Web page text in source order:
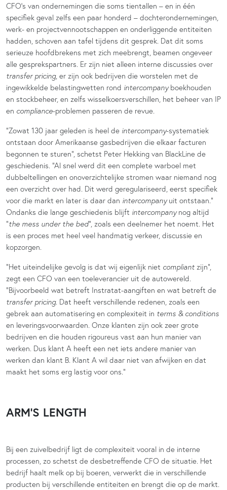
CFO’s van ondernemingen die soms tientallen – en in één
specifiek geval zelfs een paar honderd – dochterondernemingen,
werk- en projectvennootschappen en onderliggende entiteiten
hadden, schoven aan tafel tijdens dit gesprek. Dat dit soms
serieuze hoofdbrekens met zich meebrengt, beamen ongeveer
alle gesprekspartners. Er zijn niet alleen interne discussies over
transfer pricing, er zijn ook bedrijven die worstelen met de
ingewikkelde belastingwetten rond intercompanyboekhouden
en stockbeheer, en zelfs wisselkoersverschillen, het beheer van IP
en compliance-problemen passeren de revue.
“Zowat 130 jaar geleden is heel de intercompany-systematiek
ontstaan door Amerikaanse gasbedrijven die elkaar facturen
begonnen te sturen”, schetst Peter Hekking van BlackLine de
geschiedenis. “Al snel werd dit een complete warboel met
dubbeltellingen en onoverzichtelijke stromen waar niemand nog
een overzicht over had. Dit werd geregulariseerd, eerst specifiek
voor die markt en later is daar dan intercompanyuit ontstaan.”
Ondanks die lange geschiedenis blijft intercompanynog altijd
“the mess under the bed”, zoals een deelnemer het noemt. Het
is een proces met heel veel handmatig verkeer, discussie en
kopzorgen.
“Het uiteindelijke gevolg is dat wij eigenlijk niet compliant zijn”,
zegt een CFO van een toeleverancier uit de autowereld.
“Bijvoorbeeld wat betreft Instratat-aangiften en wat betreft de
transfer pricing. Dat heeft verschillende redenen, zoals een
gebrek aan automatisering en complexiteit in terms & conditions
en leveringsvoorwaarden. Onze klanten zijn ook zeer grote
bedrijven en die houden rigoureus vast aan hun manier van
werken. Dus klant A heeft een net iets andere manier van
werken dan klant B. Klant A wil daar niet van afwijken en dat
maakt het soms erg lastig voor ons.”
ARM’S LENGTH
Bij een zuivelbedrijf ligt de complexiteit vooral in de interne
processen, zo schetst de desbetreffende CFO de situatie. Het
bedrijf haalt melk op bij boeren, verwerkt die in verschillende
producten bij verschillende entiteiten en brengt die op de markt.